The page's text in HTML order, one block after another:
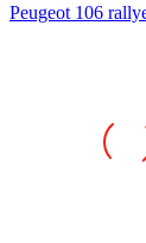
Peugeot 106